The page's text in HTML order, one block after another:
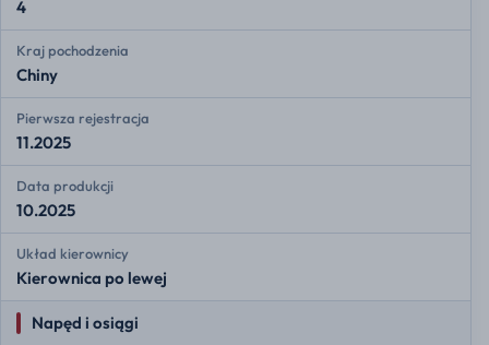
4
Kraj pochodzenia
Chiny
Pierwsza rejestracja
11.2025
Data produkcji
10.2025
Układ kierownicy
Kierownica po lewej
Napęd i osiągi